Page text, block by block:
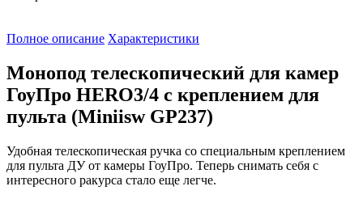
Полное описание Характеристики
Монопод телескопический для камер
ГоуПро HERO3/4 с креплением для
пульта (Miniisw GP237)
Удобная телескопическая ручка со специальным креплением
для пульта ДУ от камеры ГоуПро. Теперь снимать себя с
интересного ракурса стало еще легче.